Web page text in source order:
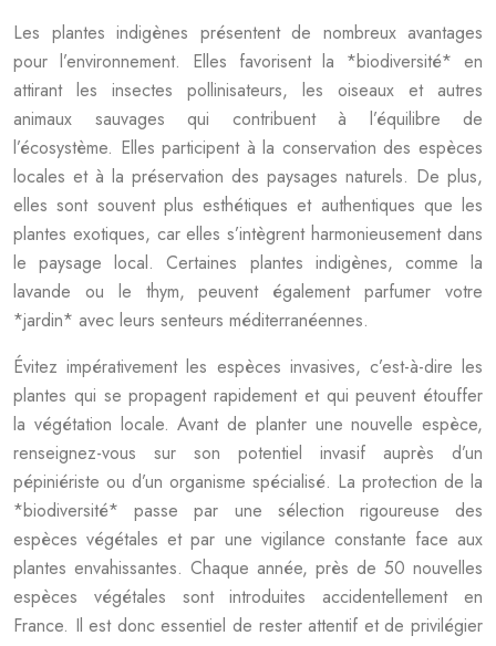
Les plantes indigènes présentent de nombreux avantages
pour l’environnement. Elles favorisent la *biodiversité* en
attirant les insectes pollinisateurs, les oiseaux et autres
animaux sauvages qui contribuent à l’équilibre de
l’écosystème. Elles participent à la conservation des espèces
locales et à la préservation des paysages naturels. De plus,
elles sont souvent plus esthétiques et authentiques que les
plantes exotiques, car elles s’intègrent harmonieusement dans
le paysage local. Certaines plantes indigènes, comme la
lavande ou le thym, peuvent également parfumer votre
*jardin* avec leurs senteurs méditerranéennes.
Évitez impérativement les espèces invasives, c’est-à-dire les
plantes qui se propagent rapidement et qui peuvent étouffer
la végétation locale. Avant de planter une nouvelle espèce,
renseignez-vous sur son potentiel invasif auprès d’un
pépiniériste ou d’un organisme spécialisé. La protection de la
*biodiversité* passe par une sélection rigoureuse des
espèces végétales et par une vigilance constante face aux
plantes envahissantes. Chaque année, près de 50 nouvelles
espèces végétales sont introduites accidentellement en
France. Il est donc essentiel de rester attentif et de privilégier